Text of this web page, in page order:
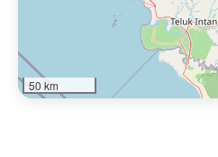
50 km